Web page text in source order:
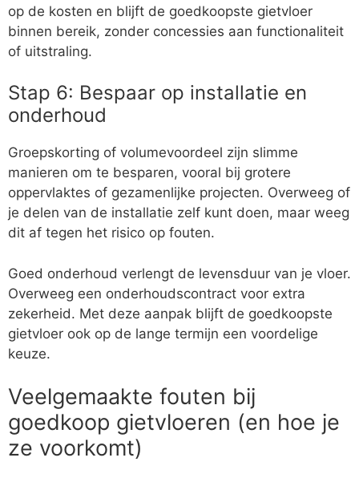
op de kosten en blijft de goedkoopste gietvloer
binnen bereik, zonder concessies aan functionaliteit
of uitstraling.
Stap 6: Bespaar op installatie en
onderhoud
Groepskorting of volumevoordeel zijn slimme
manieren om te besparen, vooral bij grotere
oppervlaktes of gezamenlijke projecten. Overweeg of
je delen van de installatie zelf kunt doen, maar weeg
dit af tegen het risico op fouten.
Goed onderhoud verlengt de levensduur van je vloer.
Overweeg een onderhoudscontract voor extra
zekerheid. Met deze aanpak blijft de goedkoopste
gietvloer ook op de lange termijn een voordelige
keuze.
Veelgemaakte fouten bij
goedkoop gietvloeren (en hoe je
ze voorkomt)